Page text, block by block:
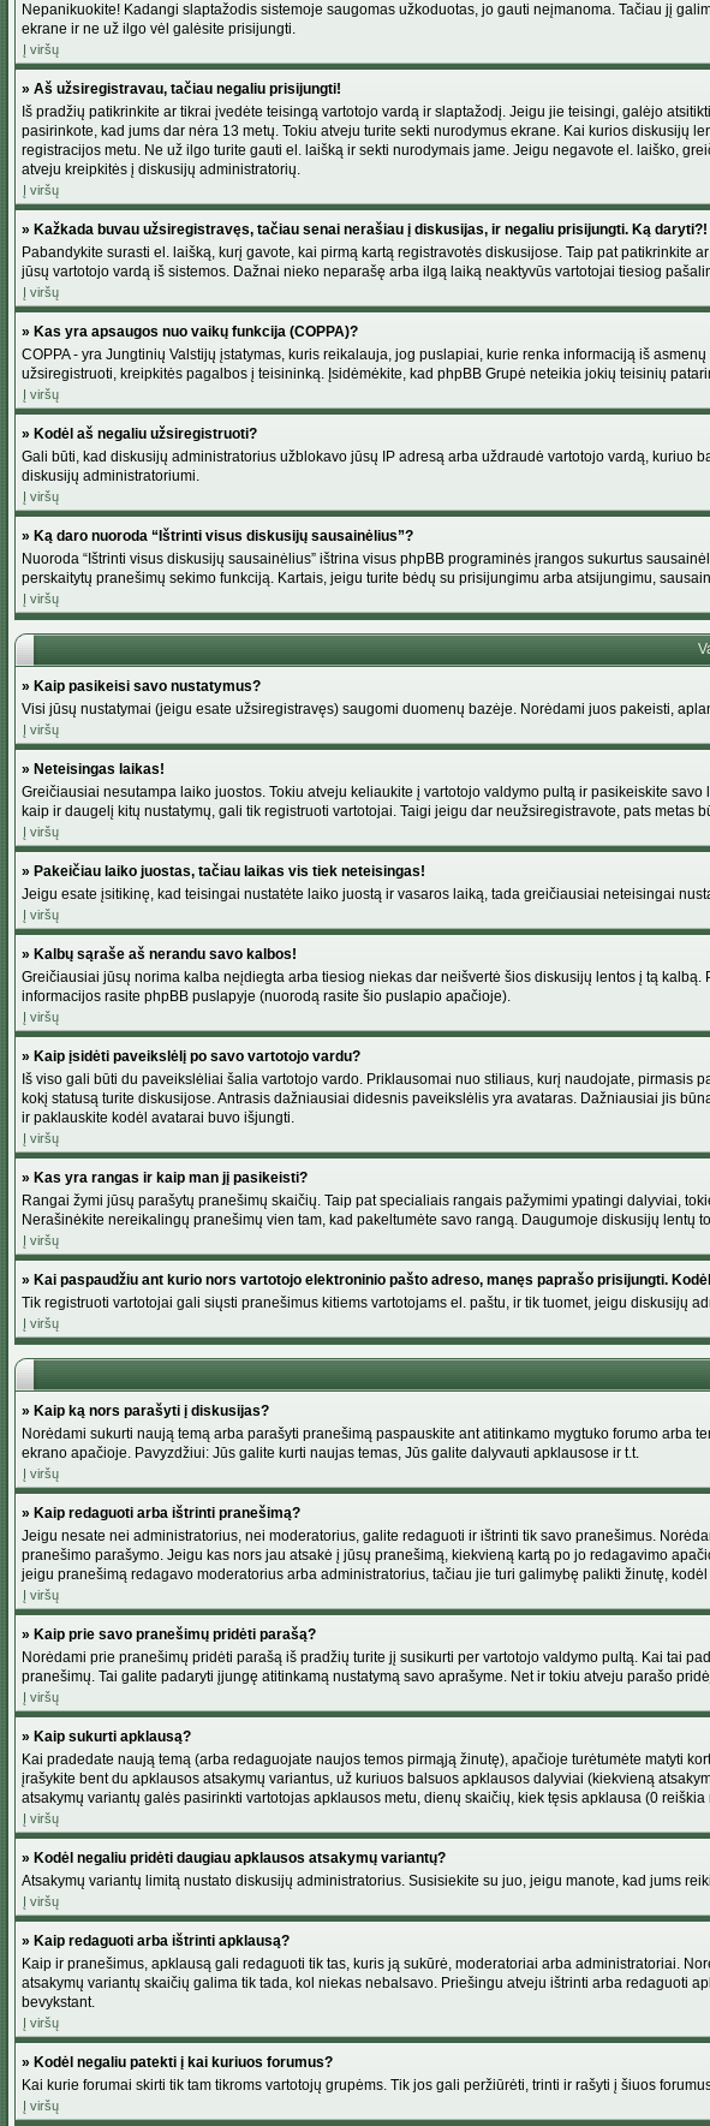
Nepanikuokite! Kadangi slaptažodis sistemoje saugomas užkoduotas, jo gauti neįmanoma. Tačiau jį
ekrane ir ne už ilgo vėl galėsite prisijungti.
Į viršų
» Aš užsiregistravau, tačiau negaliu prisijungti!
Iš pradžių patikrinkite ar tikrai įvedėte teisingą vartotojo vardą ir slaptažodį. Jeigu jie teisingi, galėjo
pasirinkote, kad jums dar nėra 13 metų. Tokiu atveju turite sekti nurodymus ekrane. Kai kurios
registracijos metu. Ne už ilgo turite gauti el. laišką ir sekti nurodymais jame. Jeigu negavote el. laiško,
atveju kreipkitės į diskusijų administratorių.
Į viršų
» Kažkada buvau užsiregistravęs, tačiau senai nerašiau į diskusijas, ir negaliu prisijungti. Ką daryti?!
Pabandykite surasti el. laišką, kurį gavote, kai pirmą kartą registravotės diskusijose. Taip pat
jūsų vartotojo vardą iš sistemos. Dažnai nieko neparašę arba ilgą laiką neaktyvūs vartotojai tiesiog
Į viršų
» Kas yra apsaugos nuo vaikų funkcija (COPPA)?
COPPA - yra Jungtinių Valstijų įstatymas, kuris reikalauja, jog puslapiai, kurie renka informaciją iš
užsiregistruoti, kreipkitės pagalbos į teisininką. Įsidėmėkite, kad phpBB Grupė neteikia jokių teisinių
Į viršų
» Kodėl aš negaliu užsiregistruoti?
Gali būti, kad diskusijų administratorius užblokavo jūsų IP adresą arba uždraudė vartotojo vardą,
diskusijų administratoriumi.
Į viršų
» Ką daro nuoroda “Ištrinti visus diskusijų sausainėlius”?
Nuoroda “Ištrinti visus diskusijų sausainėlius” ištrina visus phpBB programinės įrangos sukurtus
perskaitytų pranešimų sekimo funkciją. Kartais, jeigu turite bėdų su prisijungimu arba atsijungimu,
Į viršų
» Kaip pasikeisi savo nustatymus?
Visi jūsų nustatymai (jeigu esate užsiregistravęs) saugomi duomenų bazėje. Norėdami juos pakeisti,
Į viršų
» Neteisingas laikas!
Greičiausiai nesutampa laiko juostos. Tokiu atveju keliaukite į vartotojo valdymo pultą ir pasikeiskite
kaip ir daugelį kitų nustatymų, gali tik registruoti vartotojai. Taigi jeigu dar neužsiregistravote, pats metas
Į viršų
» Pakeičiau laiko juostas, tačiau laikas vis tiek neteisingas!
Jeigu esate įsitikinę, kad teisingai nustatėte laiko juostą ir vasaros laiką, tada greičiausiai neteisingai
Į viršų
» Kalbų sąraše aš nerandu savo kalbos!
Greičiausiai jūsų norima kalba neįdiegta arba tiesiog niekas dar neišvertė šios diskusijų lentos į tą
informacijos rasite phpBB puslapyje (nuorodą rasite šio puslapio apačioje).
Į viršų
» Kaip įsidėti paveikslėlį po savo vartotojo vardu?
Iš viso gali būti du paveikslėliai šalia vartotojo vardo. Priklausomai nuo stiliaus, kurį naudojate,
kokį statusą turite diskusijose. Antrasis dažniausiai didesnis paveikslėlis yra avataras. Dažniausiai jis
ir paklauskite kodėl avatarai buvo išjungti.
Į viršų
» Kas yra rangas ir kaip man jį pasikeisti?
Rangai žymi jūsų parašytų pranešimų skaičių. Taip pat specialiais rangais pažymimi ypatingi dalyviai,
Nerašinėkite nereikalingų pranešimų vien tam, kad pakeltumėte savo rangą. Daugumoje diskusijų
Į viršų
» Kai paspaudžiu ant kurio nors vartotojo elektroninio pašto adreso, manęs paprašo prisijungti.
Tik registruoti vartotojai gali siųsti pranešimus kitiems vartotojams el. paštu, ir tik tuomet, jeigu
Į viršų
» Kaip ką nors parašyti į diskusijas?
Norėdami sukurti naują temą arba parašyti pranešimą paspauskite ant atitinkamo mygtuko forumo
ekrano apačioje. Pavyzdžiui: Jūs galite kurti naujas temas, Jūs galite dalyvauti apklausose ir t.t.
Į viršų
» Kaip redaguoti arba ištrinti pranešimą?
Jeigu nesate nei administratorius, nei moderatorius, galite redaguoti ir ištrinti tik savo pranešimus.
pranešimo parašymo. Jeigu kas nors jau atsakė į jūsų pranešimą, kiekvieną kartą po jo redagavimo
jeigu pranešimą redagavo moderatorius arba administratorius, tačiau jie turi galimybę palikti žinutę,
Į viršų
» Kaip prie savo pranešimų pridėti parašą?
Norėdami prie pranešimų pridėti parašą iš pradžių turite jį susikurti per vartotojo valdymo pultą. Kai tai
pranešimų. Tai galite padaryti įjungę atitinkamą nustatymą savo aprašyme. Net ir tokiu atveju parašo
Į viršų
» Kaip sukurti apklausą?
Kai pradedate naują temą (arba redaguojate naujos temos pirmąją žinutę), apačioje turėtumėte matyti
įrašykite bent du apklausos atsakymų variantus, už kuriuos balsuos apklausos dalyviai (kiekvieną
atsakymų variantų galės pasirinkti vartotojas apklausos metu, dienų skaičių, kiek tęsis apklausa (0
Į viršų
» Kodėl negaliu pridėti daugiau apklausos atsakymų variantų?
Atsakymų variantų limitą nustato diskusijų administratorius. Susisiekite su juo, jeigu manote, kad jums
Į viršų
» Kaip redaguoti arba ištrinti apklausą?
Kaip ir pranešimus, apklausą gali redaguoti tik tas, kuris ją sukūrė, moderatoriai arba administratoriai.
atsakymų variantų skaičių galima tik tada, kol niekas nebalsavo. Priešingu atveju ištrinti arba redaguoti
bevykstant.
Į viršų
» Kodėl negaliu patekti į kai kuriuos forumus?
Kai kurie forumai skirti tik tam tikroms vartotojų grupėms. Tik jos gali peržiūrėti, trinti ir rašyti į šiuos
Į viršų